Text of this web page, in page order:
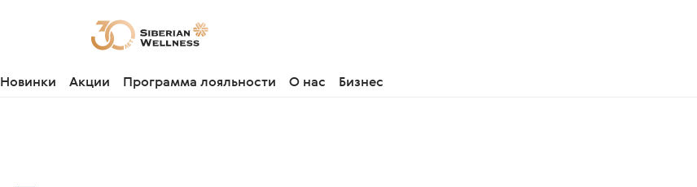
Новинки Акции Программа лояльности О нас Бизнес